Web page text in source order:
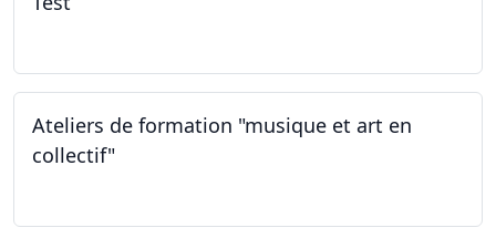
Ateliers de formation "musique et art en
collectif"